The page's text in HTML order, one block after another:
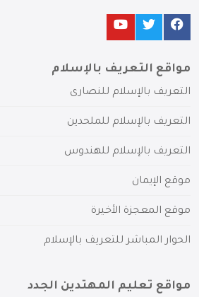
مواقع التعريف بالإسلام
التعريف بالإسلام للنصارى
التعريف بالإسلام للملحدين
التعريف بالإسلام للهندوس
موقع الإيمان
موقع المعجزة الأخيرة
الحوار المباشر للتعريف بالإسلام
مواقع تعليم المهتدين الجدد